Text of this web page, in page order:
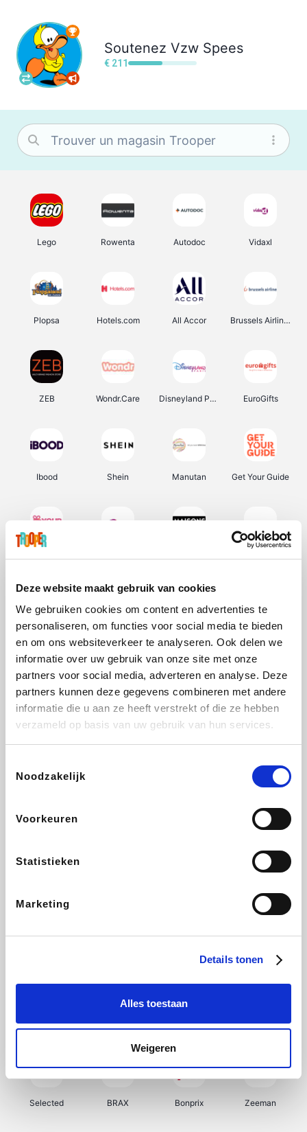
Deze website maakt gebruik van cookies
We gebruiken cookies om content en advertenties te
personaliseren, om functies voor social media te bieden
en om ons websiteverkeer te analyseren. Ook delen we
informatie over uw gebruik van onze site met onze
partners voor social media, adverteren en analyse. Deze
partners kunnen deze gegevens combineren met andere
informatie die u aan ze heeft verstrekt of die ze hebben
verzameld op basis van uw gebruik van hun services.
Noodzakelijk
Voorkeuren
Statistieken
Marketing
Details tonen
Alles toestaan
Weigeren
Soutenez Vzw Spees
€ 211
Lego Rowenta Autodoc Vidaxl
Plopsa Hotels.com All Accor Brussels Airlines
ZEB Wondr.Care Disneyland Paris EuroGifts
Ibood Shein Manutan Get Your Guide
Weekendesk Sarenza Schiesser Interhome
Lufthansa
CheapTickets.be DeubaXXL
Samsung My Jewellery Delonghi Tennis Point
Selected BRAX Bonprix Zeeman